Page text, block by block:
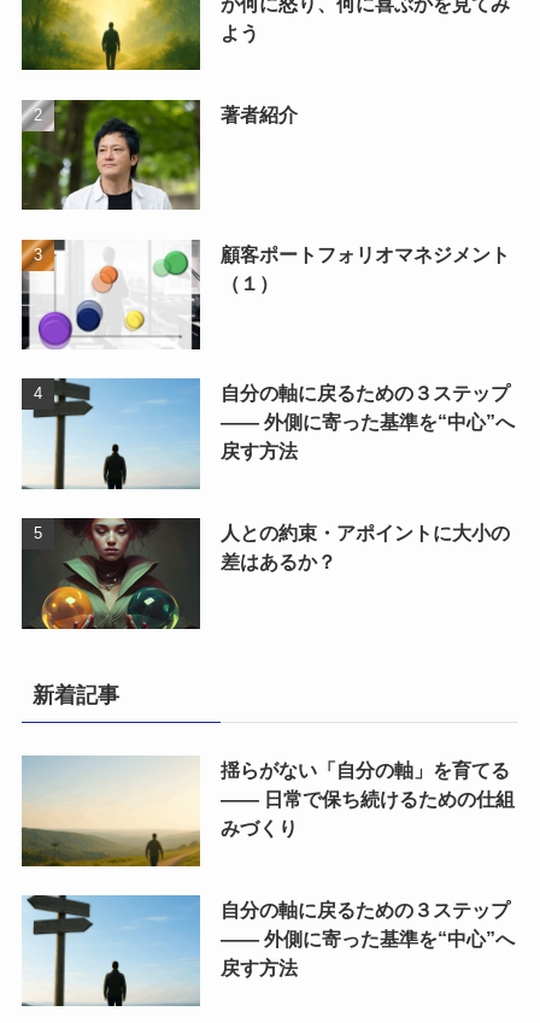
よう
著者紹介
顧客ポートフォリオマネジメント
（１）
自分の軸に戻るための３ステップ
―― 外側に寄った基準を“中心”へ
戻す方法
人との約束・アポイントに大小の
差はあるか？
新着記事
揺らがない「自分の軸」を育てる
―― 日常で保ち続けるための仕組
みづくり
自分の軸に戻るための３ステップ
―― 外側に寄った基準を“中心”へ
戻す方法